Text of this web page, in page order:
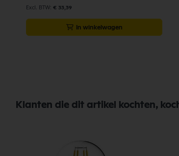
€ 33,39
In winkelwagen
Klanten die dit artikel kochten,